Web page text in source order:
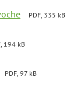
PDF, 335 kB
194 kB
PDF, 97 kB